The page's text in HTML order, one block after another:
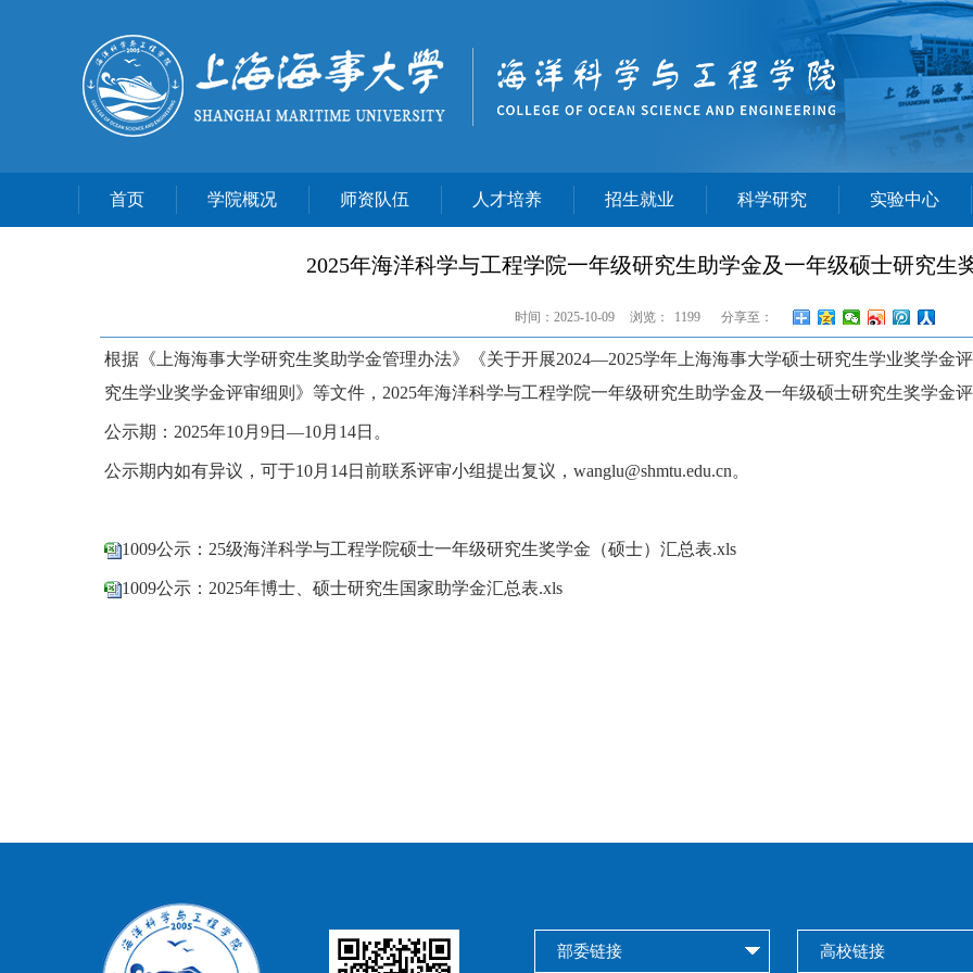
首页 学院概况 师资队伍 人才培养 招生就业 科学研究 实验中心
2025年海洋科学与工程学院一年级研究生助学金及一年级硕士研究生
时间：2025-10-09 浏览： 1199 分享至：
根据《上海海事大学研究生奖助学金管理办法》《关于开展2024—2025学年上海海事大学硕士研究生学业奖学金
究生学业奖学金评审细则 》等文件， 2025年海洋科学与工程学院一年级研究生助学金及一年级硕士研究生奖学金
公示期： 2025年10月 9日 —10月 14日。
公示期内如有异议，可于10月14日前联系评审小组提出复议， wanglu@shmtu.edu.cn。
1009公示：25级海洋科学与工程学院硕士一年级研究生奖学金（硕士）汇总表.xls
1009公示：2025年博士、硕士研究生国家助学金汇总表.xls
部委链接 高校链接